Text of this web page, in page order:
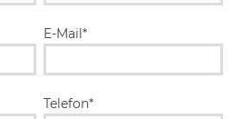
E-Mail*
Telefon*